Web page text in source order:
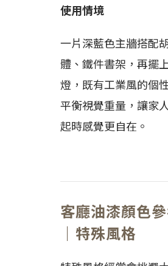
使用情境
一片深藍色主牆搭配
體、鐵件書架，再擺
燈，既有工業風的個
平衡視覺重量，讓家
起時感覺更自在。
客廳油漆顏色
｜特殊風格